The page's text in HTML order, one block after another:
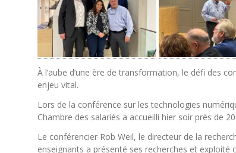
À l’aube d’une ère de transformation, le défi des
enjeu vital.
Lors de la conférence sur les technologies
Chambre des salariés a accueilli hier soir près de
Le conférencier Rob Weil, le directeur de la
enseignants a présenté ses recherches et